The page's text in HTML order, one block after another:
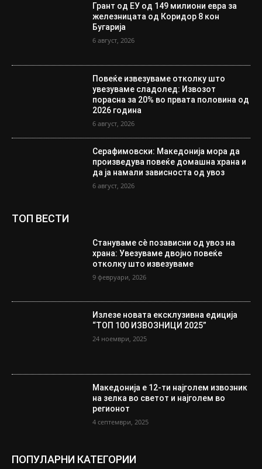
Грант од ЕУ од 149 милиони евра за
железницата од Коридор 8 кон
Бугарија
6 август, 2026
Повеќе извезуваме отколку што
увезуваме сладолед: Извозот
порасна за 20% во првата половина од
2026 година
6 август, 2026
Серафимовски: Македонија мора да
произведува повеќе домашна храна и
да ја намали зависноста од увоз
6 август, 2026
ТОП ВЕСТИ
Стануваме сè позависни од увоз на
храна: Увезуваме двојно повеќе
отколку што извезуваме
9 февруари, 2026
Излезе новата ексклузивна едиција
“ТОП 100 ИЗВОЗНИЦИ 2025”
24 ноември, 2025
Македонија е 12-ти најголем извозник
на зелка во светот и најголем во
регионот
4 септември, 2025
ПОПУЛАРНИ КАТЕГОРИИ